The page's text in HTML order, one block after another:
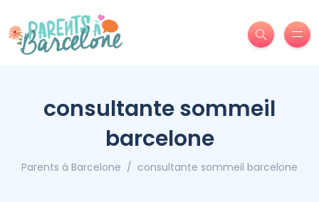
consultante sommeil
barcelone
Parents à Barcelone consultante sommeil barcelone